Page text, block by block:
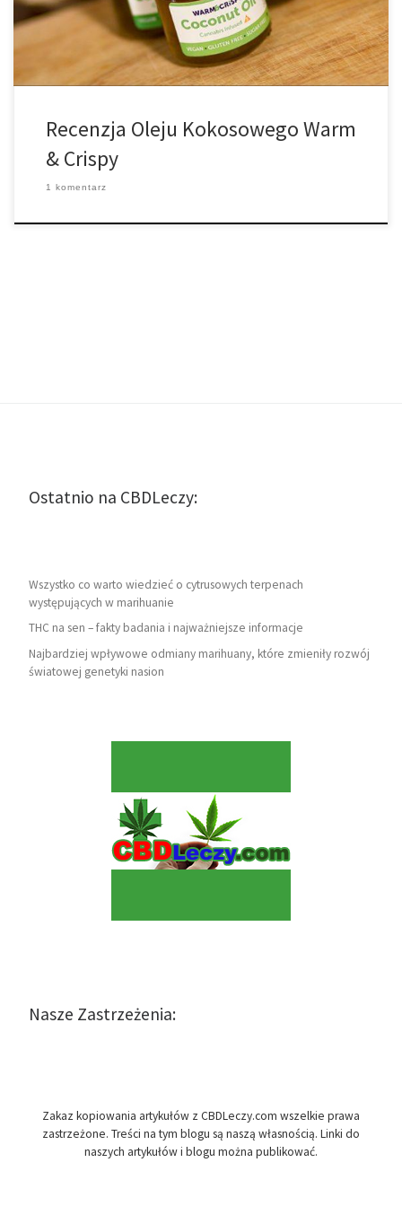
internetowych. Olej kokosowy Warm & […]
Recenzja Oleju Kokosowego Warm
& Crispy
1 komentarz
Ostatnio na CBDLeczy:
Wszystko co warto wiedzieć o cytrusowych terpenach
występujących w marihuanie
THC na sen – fakty badania i najważniejsze informacje
Najbardziej wpływowe odmiany marihuany, które zmieniły rozwój
światowej genetyki nasion
Nasze Zastrzeżenia:
Zakaz kopiowania artykułów z CBDLeczy.com wszelkie prawa
zastrzeżone. Treści na tym blogu są naszą własnością. Linki do
naszych artykułów i blogu można publikować.